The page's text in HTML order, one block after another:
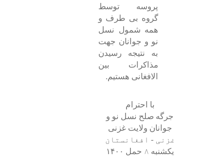
پروسه توسط
گروه بی طرف و
همه شمول نسل
نو و جوانان جهت
به نتیجه رسیدن
مذاکرات بین
الافغانی هستیم.
با احترام
جرگه صلح نسل نو و
جوانان ولایت غزنی
غزنی - افغانستان
یکشنبه ۸
حمل ۱۴۰۰